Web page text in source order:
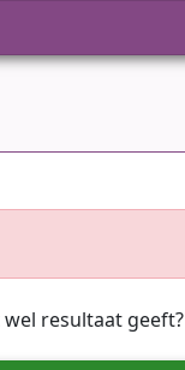
resultaat geeft?